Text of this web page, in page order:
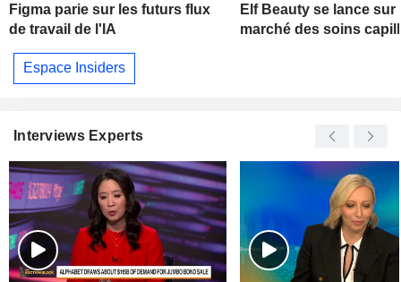
Figma parie sur les futurs flux
de travail de l'IA
Elf Beauty se lance sur
marché des soins
Espace Insiders
Interviews Experts